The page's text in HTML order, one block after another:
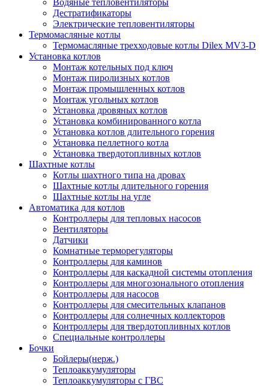
Водяные тепловентиляторы
Дестратификаторы
Электрические тепловентиляторы
Термомасляные котлы
Термомасляные трехходовые котлы Dilex MV3-D
Установка котлов
Монтаж котельных под ключ
Монтаж пиролизных котлов
Монтаж промышленных котлов
Монтаж угольных котлов
Установка дровяных котлов
Установка комбинированного котла
Установка котлов длительного горения
Установка пеллетного котла
Установка твердотопливных котлов
Шахтные котлы
Котлы шахтного типа на дровах
Шахтные котлы длительного горения
Шахтные котлы на угле
Автоматика для котлов
Контроллеры для тепловых насосов
Вентиляторы
Датчики
Комнатные терморегуляторы
Контроллеры для каминов
Контроллеры для каскадной системы отопления
Контроллеры для многозонального отопления
Контроллеры для насосов
Контроллеры для смесительных клапанов
Контроллеры для солнечных коллекторов
Контроллеры для твердотопливных котлов
Специальные контроллеры
Бочки
Бойлеры(нерж.)
Теплоаккумуляторы
Теплоаккумуляторы с ГВС